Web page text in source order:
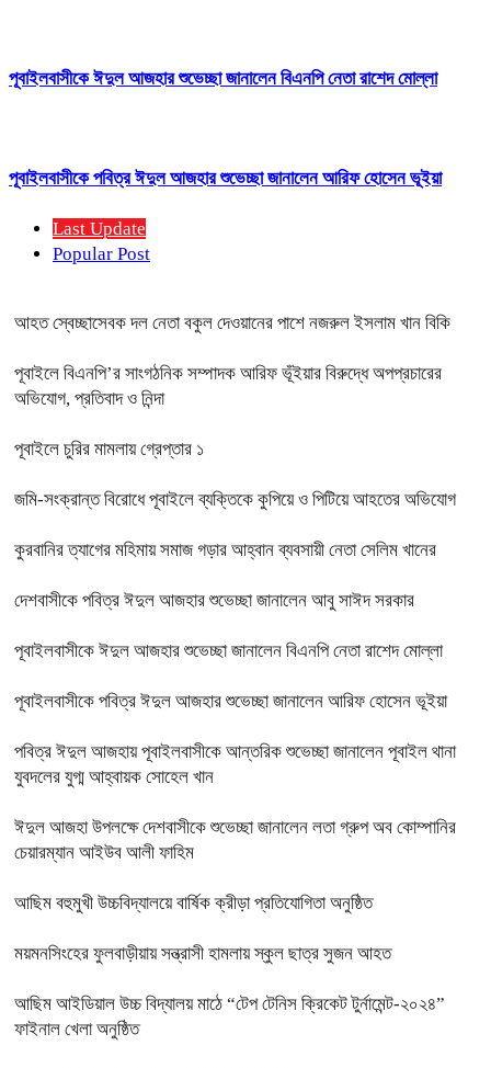
পূবাইলবাসীকে ঈদুল আজহার শুভেচ্ছা জানালেন বিএনপি নেতা রাশেদ মোল্লা
পূবাইলবাসীকে পবিত্র ঈদুল আজহার শুভেচ্ছা জানালেন আরিফ হোসেন ভূইয়া
Last Update
Popular Post
আহত স্বেচ্ছাসেবক দল নেতা বকুল দেওয়ানের পাশে নজরুল ইসলাম খান বিকি
পূবাইলে বিএনপি’র সাংগঠনিক সম্পাদক আরিফ ভূঁইয়ার বিরুদ্ধে অপপ্রচারের
অভিযোগ, প্রতিবাদ ও নিন্দা
পূবাইলে চুরির মামলায় গ্রেপ্তার ১
জমি-সংক্রান্ত বিরোধে পূবাইলে ব্যক্তিকে কুপিয়ে ও পিটিয়ে আহতের অভিযোগ
কুরবানির ত্যাগের মহিমায় সমাজ গড়ার আহ্বান ব্যবসায়ী নেতা সেলিম খানের
দেশবাসীকে পবিত্র ঈদুল আজহার শুভেচ্ছা জানালেন আবু সাঈদ সরকার
পূবাইলবাসীকে ঈদুল আজহার শুভেচ্ছা জানালেন বিএনপি নেতা রাশেদ মোল্লা
পূবাইলবাসীকে পবিত্র ঈদুল আজহার শুভেচ্ছা জানালেন আরিফ হোসেন ভূইয়া
পবিত্র ঈদুল আজহায় পূবাইলবাসীকে আন্তরিক শুভেচ্ছা জানালেন পূবাইল থানা
যুবদলের যুগ্ম আহ্বায়ক সোহেল খান
ঈদুল আজহা উপলক্ষে দেশবাসীকে শুভেচ্ছা জানালেন লতা গ্রুপ অব কোম্পানির
চেয়ারম্যান আইউব আলী ফাহিম
আছিম বহুমুখী উচ্চবিদ্যালয়ে বার্ষিক ক্রীড়া প্রতিযোগিতা অনুষ্ঠিত
ময়মনসিংহের ফুলবাড়ীয়ায় সন্ত্রাসী হামলায় স্কুল ছাত্র সুজন আহত
আছিম আইডিয়াল উচ্চ বিদ্যালয় মাঠে “টেপ টেনিস ক্রিকেট টুর্নামেন্ট-২০২৪”
ফাইনাল খেলা অনুষ্ঠিত